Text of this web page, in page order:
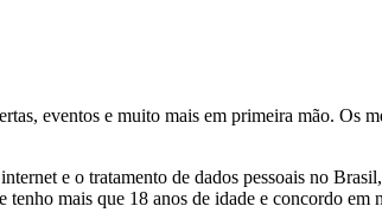
eventos e muito mais em primeira mão. Os
e o tratamento de dados pessoais no
mais que 18 anos de idade e concordo